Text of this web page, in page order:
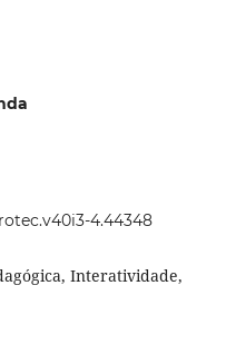
4.44348
Interatividade,